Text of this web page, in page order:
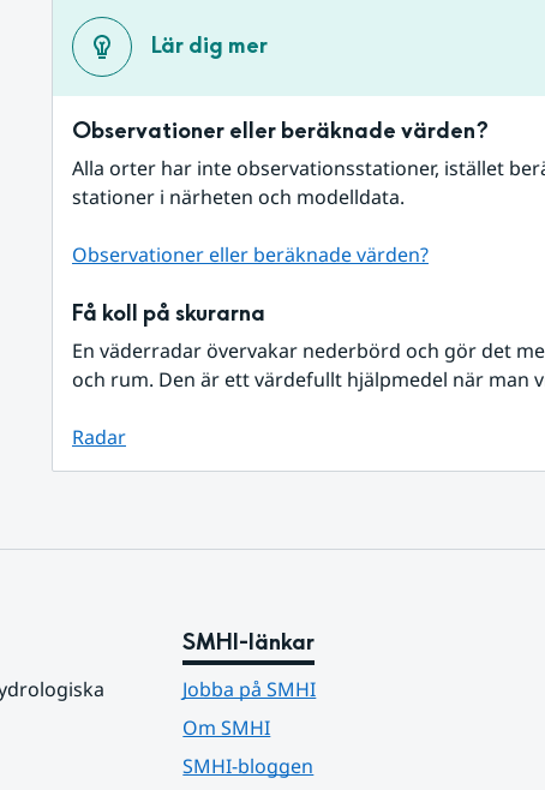
Lär dig mer
Observationer eller beräknade värden?
Alla orter har inte observationsstationer, istället
stationer i närheten och modelldata.
Observationer eller beräknade värden?
Få koll på skurarna
En väderradar övervakar nederbörd och gör det
och rum. Den är ett värdefullt hjälpmedel när man
Radar
SMHI-länkar
Jobba på SMHI
Om SMHI
SMHI-bloggen